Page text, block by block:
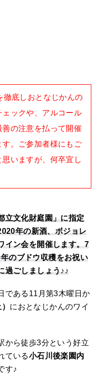
徹底しおとなじかんの
ックや、アルコール
の注意を払って開催
。ご参加者様にもご
いますが、何卒宜し
立文化財庭園」に指定
年の新酒、ボジョレ
イン会を開催します。7
のブドウ収穫をお祝い
過ごしましょう♪♪
である11月第3木曜日か
におとなじかんのワイ
から徒歩3分という好立
ている小石川後楽園内
す♪